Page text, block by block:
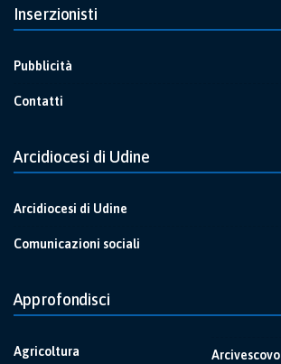
Inserzionisti
Pubblicità
Contatti
Arcidiocesi di Udine
Arcidiocesi di Udine
Comunicazioni sociali
Approfondisci
Agricoltura Arcivescovo